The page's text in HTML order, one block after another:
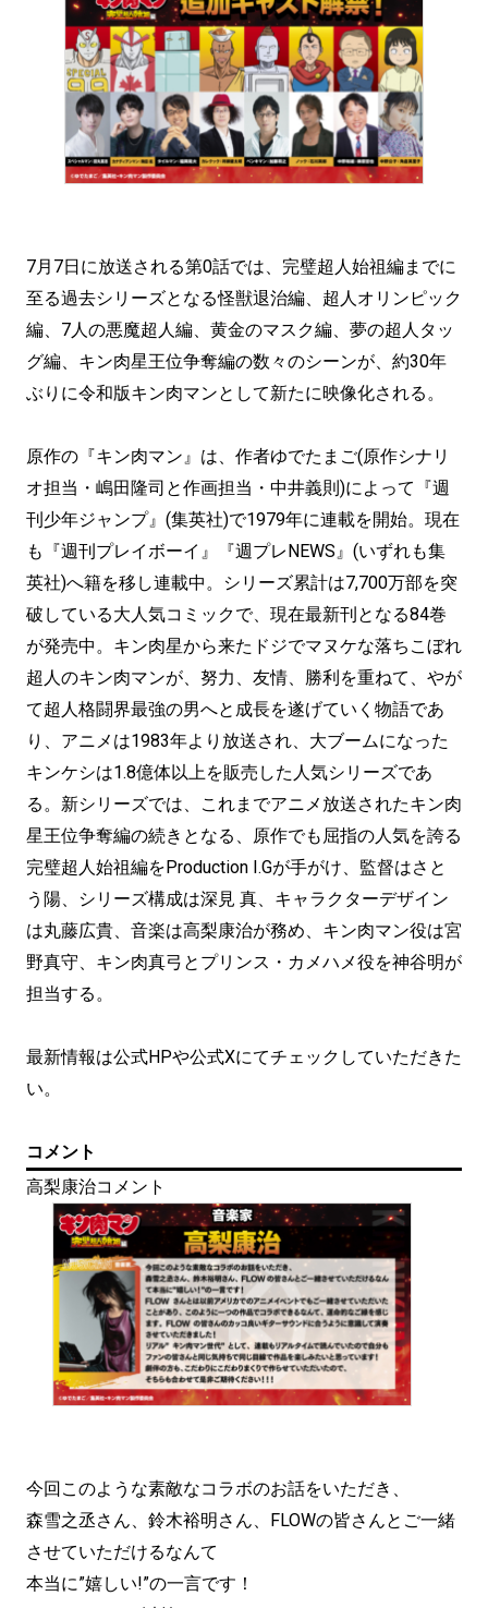
7月7日に放送される第0話では、完璧超人始祖編までに
至る過去シリーズとなる怪獣退治編、超人オリンピック
編、7人の悪魔超人編、黄金のマスク編、夢の超人タッ
グ編、キン肉星王位争奪編の数々のシーンが、約30年
ぶりに令和版キン肉マンとして新たに映像化される。
原作の『キン肉マン』は、作者ゆでたまご(原作シナリ
オ担当・嶋田隆司と作画担当・中井義則)によって『週
刊少年ジャンプ』(集英社)で1979年に連載を開始。現在
も『週刊プレイボーイ』『週プレNEWS』(いずれも集
英社)へ籍を移し連載中。シリーズ累計は7,700万部を突
破している大人気コミックで、現在最新刊となる84巻
が発売中。キン肉星から来たドジでマヌケな落ちこぼれ
超人のキン肉マンが、努力、友情、勝利を重ねて、やが
て超人格闘界最強の男へと成長を遂げていく物語であ
り、アニメは1983年より放送され、大ブームになった
キンケシは1.8億体以上を販売した人気シリーズであ
る。新シリーズでは、これまでアニメ放送されたキン肉
星王位争奪編の続きとなる、原作でも屈指の人気を誇る
完璧超人始祖編をProduction I.Gが手がけ、監督はさと
う陽、シリーズ構成は深見 真、キャラクターデザイン
は丸藤広貴、音楽は高梨康治が務め、キン肉マン役は宮
野真守、キン肉真弓とプリンス・カメハメ役を神谷明が
担当する。
最新情報は公式HPや公式Xにてチェックしていただきた
い。
コメント
高梨康治コメント
今回このような素敵なコラボのお話をいただき、
森雪之丞さん、鈴木裕明さん、FLOWの皆さんとご一緒
させていただけるなんて
本当に”嬉しい!”の一言です！